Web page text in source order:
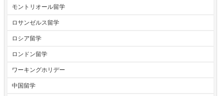
モントリオール留学
ロサンゼルス留学
ロシア留学
ロンドン留学
ワーキングホリデー
中国留学